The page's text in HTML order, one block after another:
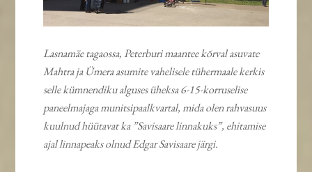
Lasnamäe tagaossa, Peterburi maantee kõrval asuvate
Mahtra ja Ümera asumite vahelisele tühermaale kerkis
selle kümnendiku alguses üheksa 6-15-korruselise
paneelmajaga munitsipaalkvartal, mida olen rahvasuus
kuulnud hüütavat ka ”Savisaare linnakuks”, ehitamise
ajal linnapeaks olnud Edgar Savisaare järgi.